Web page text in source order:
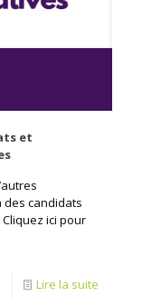
et
candidats
ici pour
Lire la suite